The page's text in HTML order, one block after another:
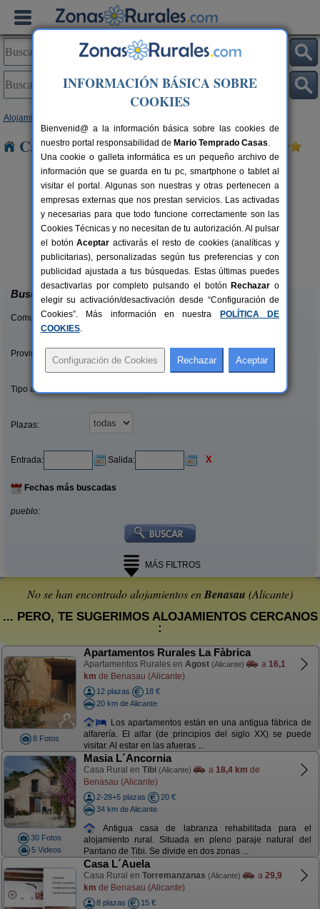
Alojamientos
Casas Rurales cerca de Benasau
2-28+5 pers.
desde20 €
Masia L´Ancornia
Tibi (Alicante)
Buscar
Comunidades:
Provincias/Islas:
Tipo alquiler:
Plazas:
Entrada: Salida: X
Fechas más buscadas
pueblo:
MÁS FILTROS
No se han encontrado alojamientos enBenasau (Alicante)
... PERO, TE SUGERIMOS ALOJAMIENTOS CERCANOS
:
8 Fotos
Apartamentos Rurales La Fàbrica
Apartamentos Rurales en Agost (Alicante) a 16,1
km de Benasau (Alicante)
12 plazas
18 €
20 km de Alicante
Los apartamentos están en una antigua fábrica de
alfarería. El alfar (de principios del siglo XX) se puede
visitar. Al estar en las afueras ...
30 Fotos
5 Videos
Masia L´Ancornia
Casa Rural en Tibi (Alicante) a 18,4 km de
Benasau (Alicante)
2-28+5 plazas
20 €
34 km de Alicante
Antigua casa de labranza rehabilitada para el
alojamiento rural. Situada en pleno paraje natural del
Pantano de Tibi. Se divide en dos zonas ...
Casa L´Auela
Casa Rural en Torremanzanas (Alicante) a 29,9
km de Benasau (Alicante)
8 plazas
15 €
INFORMACIÓN BÁSICA SOBRE
COOKIES
Bienvenid@ a la información básica sobre las cookies de
nuestro portal responsabilidad de Mario Temprado Casas.
Una cookie o galleta informática es un pequeño archivo de
información que se guarda en tu pc, smartphone o tablet al
visitar el portal. Algunas son nuestras y otras pertenecen a
empresas externas que nos prestan servicios. Las activadas
y necesarias para que todo funcione correctamente son las
Cookies Técnicas y no necesitan de tu autorización. Al pulsar
el botónAceptar activarás el resto de cookies (analíticas y
publicitarias), personalizadas según tus preferencias y con
publicidad ajustada a tus búsquedas. Estas últimas puedes
desactivarlas por completo pulsando el botón Rechazar o
elegir su activación/desactivación desde “Configuración de
Cookies”. Más información en nuestra
POLÍTICA DE
COOKIES.